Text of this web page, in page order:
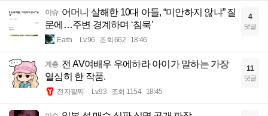
이슈 어머니 살해한 10대 아들, “미안하지 않냐” 질
문에…주변 경계하며 ‘침묵’
Earth Lv.96 조회 662 18:46
4
댓글
계층 전 AV여배우 우에하라 아이가 말하는 가장
열심히 한 작품.
전자팔찌 Lv.93 조회 1154 18:45
11
댓글